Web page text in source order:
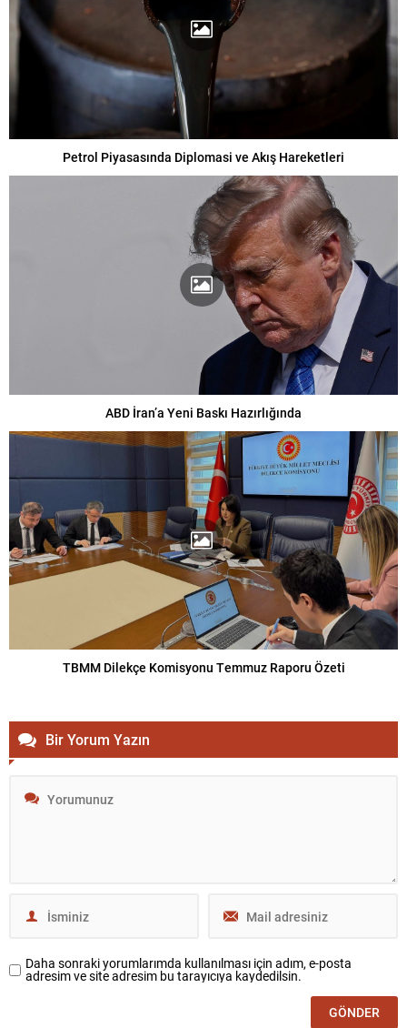
Petrol Piyasasında Diplomasi ve Akış Hareketleri
ABD İran’a Yeni Baskı Hazırlığında
TBMM Dilekçe Komisyonu Temmuz Raporu Özeti
Bir Yorum Yazın
Daha sonraki yorumlarımda kullanılması için adım, e-posta
adresim ve site adresim bu tarayıcıya kaydedilsin.